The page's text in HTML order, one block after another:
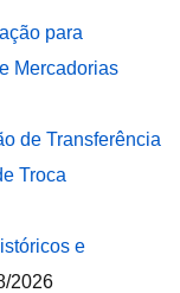
para
Mercadorias
de Transferência
Troca
e
2026